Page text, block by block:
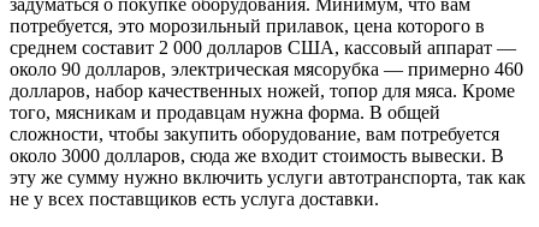
задуматься о покупке оборудования. Минимум, что вам
потребуется, это морозильный прилавок, цена которого в
среднем составит 2 000 долларов США, кассовый аппарат —
около 90 долларов, электрическая мясорубка — примерно 460
долларов, набор качественных ножей, топор для мяса. Кроме
того, мясникам и продавцам нужна форма. В общей
сложности, чтобы закупить оборудование, вам потребуется
около 3000 долларов, сюда же входит стоимость вывески. В
эту же сумму нужно включить услуги автотранспорта, так как
не у всех поставщиков есть услуга доставки.